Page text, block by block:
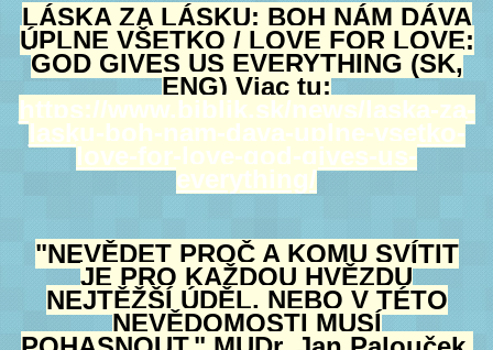
LÁSKA ZA LÁSKU: BOH NÁM DÁVA
ÚPLNE VŠETKO / LOVE FOR LOVE:
GOD GIVES US EVERYTHING (SK,
ENG) Viac tu:
https://www.biblik.sk/news/laska-za-
lasku-boh-nam-dava-uplne-vsetko-
love-for-love-god-gives-us-
everything/
"NEVĚDET PROČ A KOMU SVÍTIT
JE PRO KAŽDOU HVĚZDU
NEJTĚŽŠÍ ÚDĚL, NEBO V TÉTO
NEVĚDOMOSTI MUSÍ